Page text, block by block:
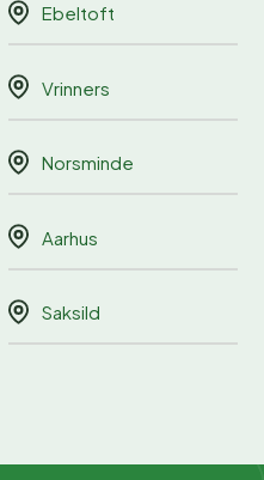
Ebeltoft
Vrinners
Norsminde
Aarhus
Saksild